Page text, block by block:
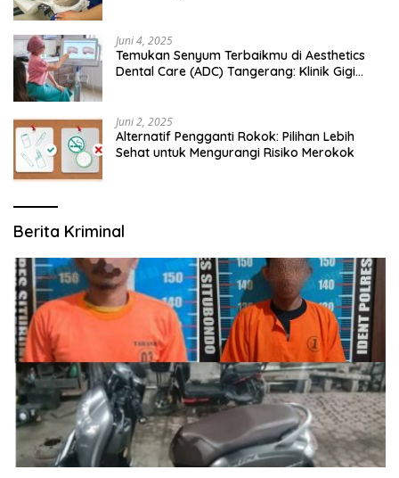
Juni 4, 2025
Temukan Senyum Terbaikmu di Aesthetics
Dental Care (ADC) Tangerang: Klinik Gigi
Juni 2, 2025
Alternatif Pengganti Rokok: Pilihan Lebih
Sehat untuk Mengurangi Risiko Merokok
Berita Kriminal